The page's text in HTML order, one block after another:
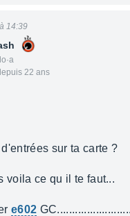
22 ans
14:39
sur ta carte ?
voila ce qu il te faut...
e602